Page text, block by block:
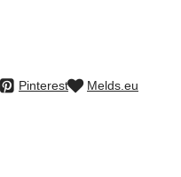
Pinterest
Melds.eu